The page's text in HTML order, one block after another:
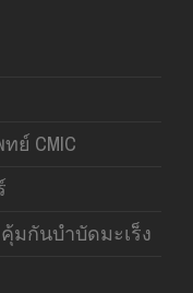
ย์ CMIC
มกันบำบัดมะเร็ง